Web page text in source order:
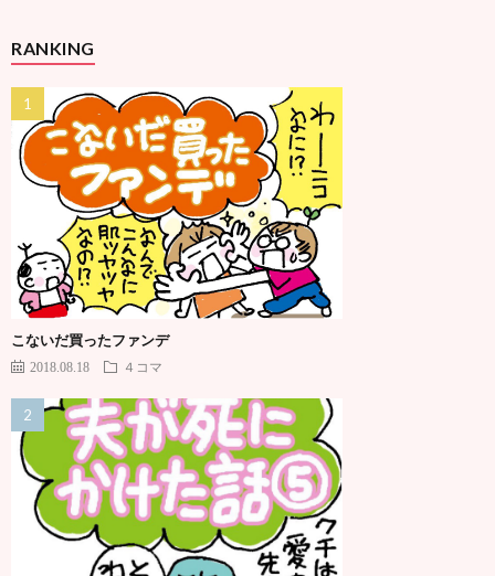
RANKING
こないだ買ったファンデ
2018.08.18 ４コマ